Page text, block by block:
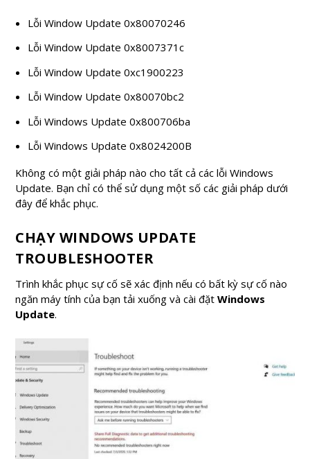
Lỗi Window Update 0x80070246
Lỗi Window Update 0x8007371c
Lỗi Window Update 0xc1900223
Lỗi Window Update 0x80070bc2
Lỗi Windows Update 0x800706ba
Lỗi Windows Update 0x8024200B
Không có một giải pháp nào cho tất cả các lỗi Windows
Update. Bạn chỉ có thể sử dụng một số các giải pháp dưới
đây để khắc phục.
CHẠY WINDOWS UPDATE
TROUBLESHOOTER
Trình khắc phục sự cố sẽ xác định nếu có bất kỳ sự cố nào
ngăn máy tính của bạn tải xuống và cài đặtWindows
Update.